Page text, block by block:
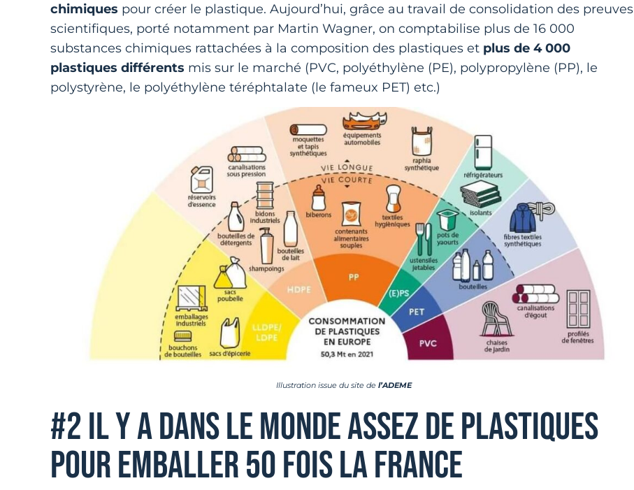
chimiques pour créer le plastique. Aujourd’hui, grâce au travail de consolidation des preuves
scientifiques, porté notamment par Martin Wagner, on comptabilise plus de 16 000
substances chimiques rattachées à la composition des plastiques et plus de 4 000
plastiques différents mis sur le marché (PVC, polyéthylène (PE), polypropylène (PP), le
polystyrène, le polyéthylène téréphtalate (le fameux PET) etc.)
Illustration issue du site de l’ADEME
#2 IL Y A DANS LE MONDE ASSEZ DE PLASTIQUES
POUR EMBALLER 50 FOIS LA FRANCE